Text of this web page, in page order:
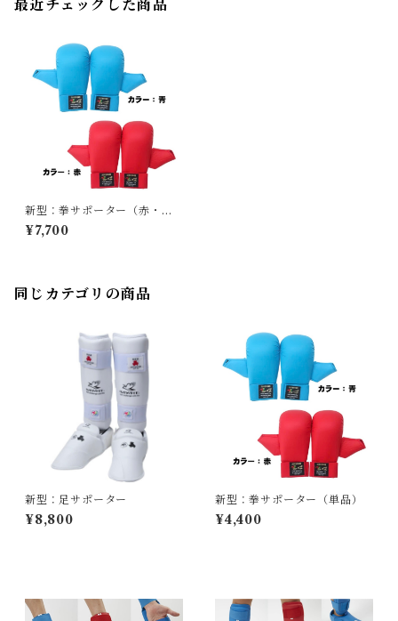
最近チェックした商品
新型：拳サポーター（赤・青
セット）
¥7,700
同じカテゴリの商品
新型：足サポーター
¥8,800
新型：拳サポーター（単品）
¥4,400